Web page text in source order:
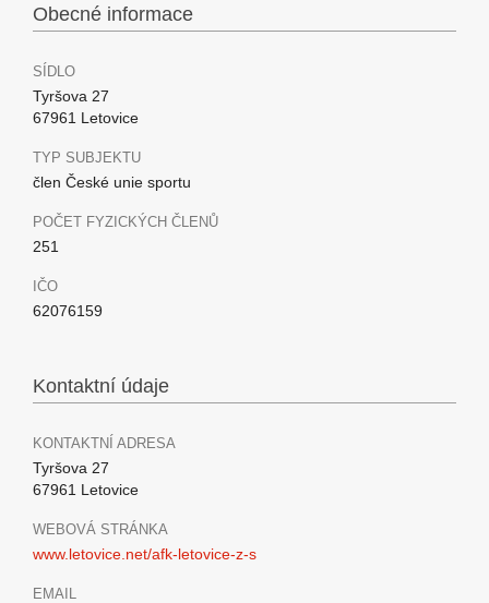
Obecné informace
SÍDLO
Tyršova 27
67961 Letovice
TYP SUBJEKTU
člen České unie sportu
POČET FYZICKÝCH ČLENŮ
251
IČO
62076159
Kontaktní údaje
KONTAKTNÍ ADRESA
Tyršova 27
67961 Letovice
WEBOVÁ STRÁNKA
www.letovice.net/afk-letovice-z-s
EMAIL